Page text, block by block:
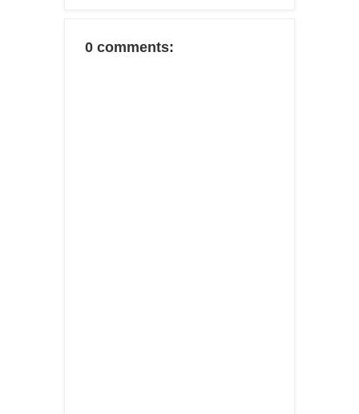
0 comments: